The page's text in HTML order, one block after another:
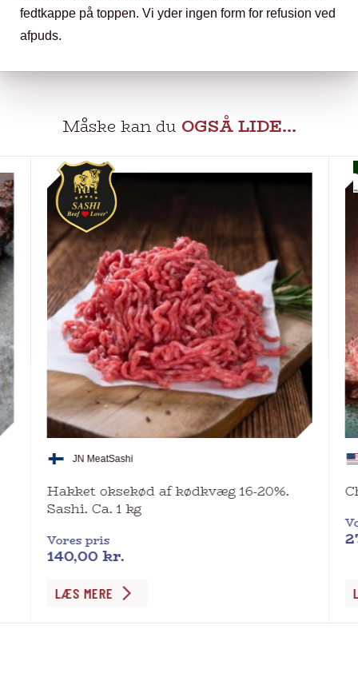
fedtkappe på toppen. Vi yder ingen form for refusion ved
afpuds.
Måske kan du OGSÅ LIDE…
JN MeatSashi
Hakket oksekød af kødkvæg 16-20%.
Sashi. Ca. 1 kg
Vores pris
140,00kr.
LÆS MERE